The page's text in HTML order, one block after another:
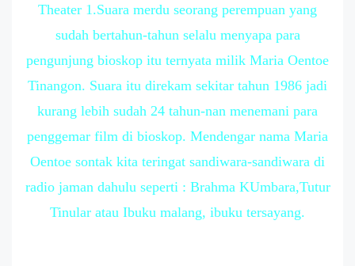
Theater 1.Suara merdu seorang perempuan yang
sudah bertahun-tahun selalu menyapa para
pengunjung bioskop itu ternyata milik Maria Oentoe
Tinangon. Suara itu direkam sekitar tahun 1986 jadi
kurang lebih sudah 24 tahun-nan menemani para
penggemar film di bioskop. Mendengar nama Maria
Oentoe sontak kita teringat sandiwara-sandiwara di
radio jaman dahulu seperti : Brahma KUmbara,Tutur
Tinular atau Ibuku malang, ibuku tersayang.